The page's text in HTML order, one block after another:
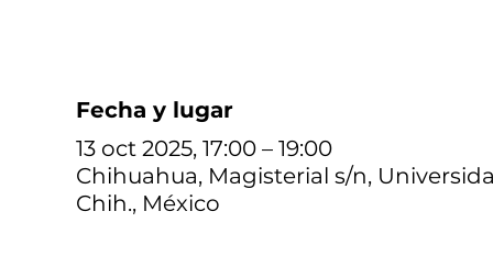
Fecha y lugar
13 oct 2025, 17:00 – 19:00
Chihuahua, Magisterial s/n,
Chih., México